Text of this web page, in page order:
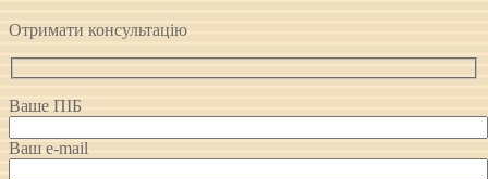
Отримати консультацію
Ваше ПІБ
Ваш e-mail